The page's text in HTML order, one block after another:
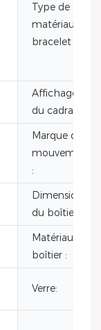
Type de
matériau du
bracelet :
Affichage
du cadran :
Marque du
mouvement
:
Dimensions
du boîtier :
Matériau du
boîtier :
Verre: